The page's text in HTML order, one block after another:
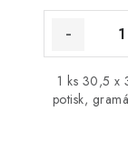
1 ks 30,5 x
potisk,